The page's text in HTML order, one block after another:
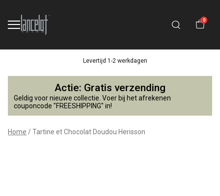
0
Levertijd 1-2 werkdagen
Tartine
et
Chocolat
Doudou
Actie: Gratis verzending
Geldig voor nieuwe collectie. Voer bij het afrekenen
couponcode "FREESHIPPING" in!
Home Tartine et Chocolat Doudou Herisson